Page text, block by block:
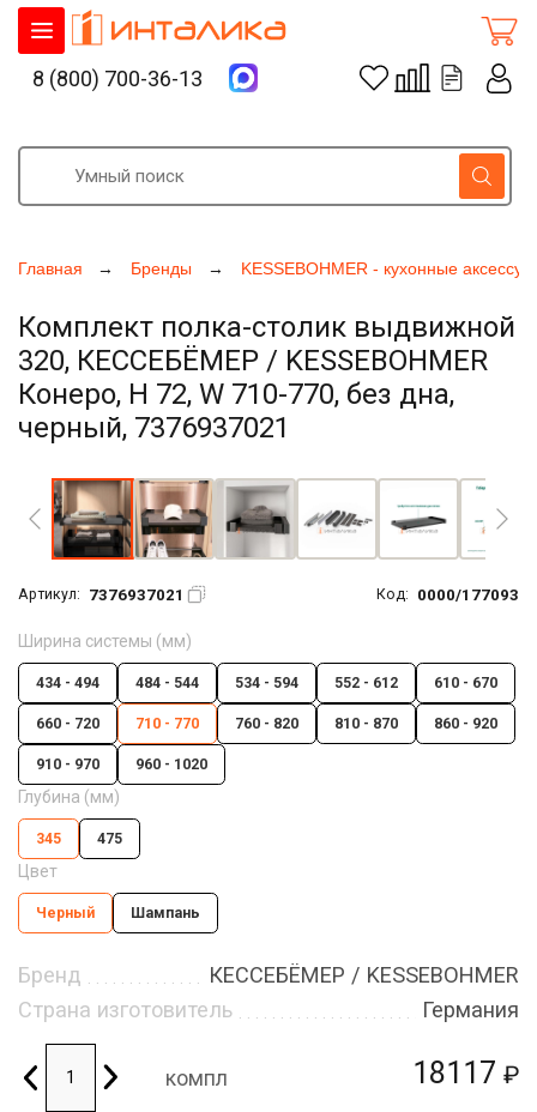
Главная Бренды KESSEBOHMER - кухонные
Комплект полка-столик выдвижной
320, КЕССЕБЁМЕР / KESSEBOHMER
Конеро, H 72, W 710-770, без дна,
черный, 7376937021
Артикул: 7376937021 Код: 0000/177093
18117 ₽
Ширина системы (мм)
434 - 494 484 - 544 534 - 594 552 - 612 610 - 670
660 - 720 710 - 770 760 - 820 810 - 870 860 - 920
910 - 970 960 - 1020
Глубина (мм)
345 475
Цвет
Черный Шампань
Бренд
КЕССЕБЁМЕР / KESSEBOHMER
Страна изготовитель
Германия
компл
8 (800) 700-36-13